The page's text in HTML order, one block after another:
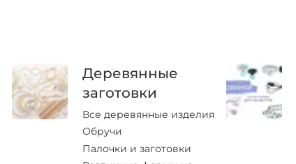
Деревянные
заготовки
Все деревянные изделия
Обручи
Палочки и заготовки